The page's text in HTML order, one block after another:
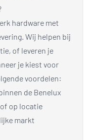
hardware met
Wij helpen bij
of leveren je
je kiest voor
voordelen:
de Benelux
op locatie
markt